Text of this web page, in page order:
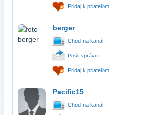
Pridaj k priateľom
berger
Choď na kanál
Pošli správu
Pridaj k priateľom
Pacific15
Choď na kanál